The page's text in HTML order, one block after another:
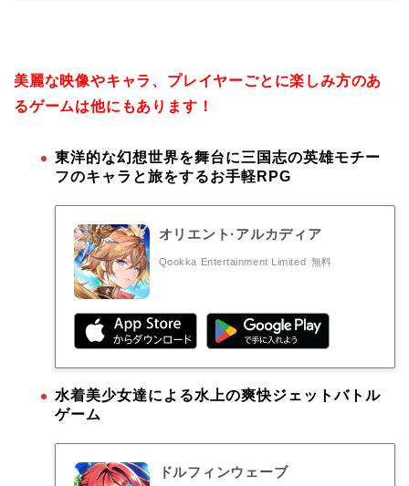
美麗な映像やキャラ、プレイヤーごとに楽しみ方のあ
るゲームは他にもあります！
東洋的な幻想世界を舞台に三国志の英雄モチー
フのキャラと旅をするお手軽RPG
オリエント·アルカディア
Qookka Entertainment Limited 無料
水着美少女達による水上の爽快ジェットバトル
ゲーム
ドルフィンウェーブ